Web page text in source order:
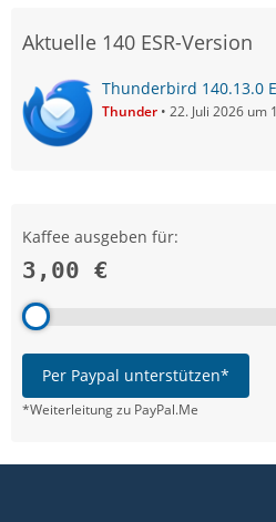
Aktuelle 140 ESR-Version
Thunderbird 140.13.0
Thunder 22. Juli 2026 um
Kaffee ausgeben für:
3,00 €
Per Paypal unterstützen*
*Weiterleitung zu PayPal.Me